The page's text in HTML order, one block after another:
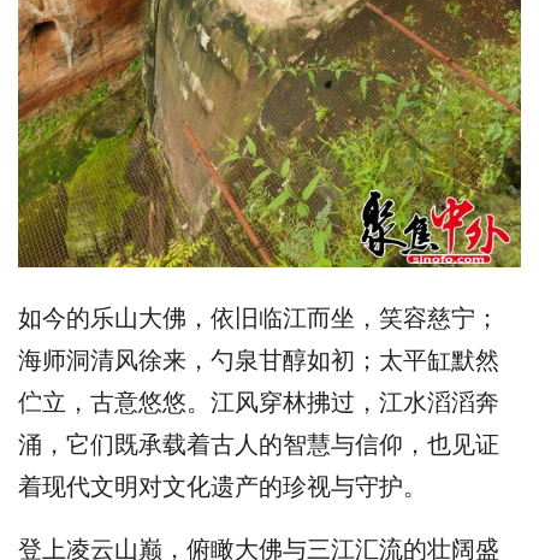
如今的乐山大佛，依旧临江而坐，笑容慈宁；
海师洞清风徐来，勺泉甘醇如初；太平缸默然
伫立，古意悠悠。江风穿林拂过，江水滔滔奔
涌，它们既承载着古人的智慧与信仰，也见证
着现代文明对文化遗产的珍视与守护。
登上凌云山巅，俯瞰大佛与三江汇流的壮阔盛